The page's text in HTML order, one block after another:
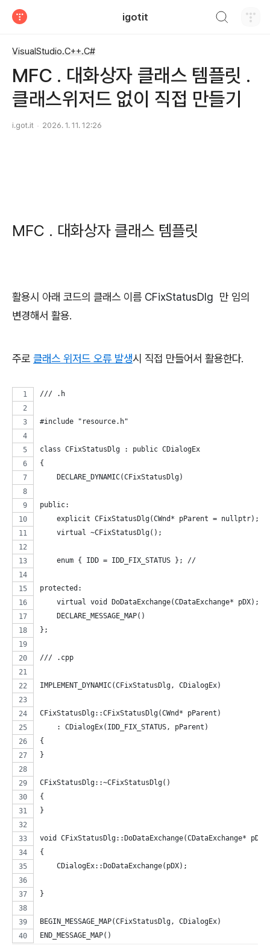
igotit
VisualStudio.C++.C#
MFC . 대화상자 클래스 템플릿 .
클래스위저드 없이 직접 만들기
i.got.it 2026. 1. 11. 12:26
MFC . 대화상자 클래스 템플릿
활용시 아래 코드의 클래스 이름 CFixStatusDlg 만 임의
변경해서 활용.
주로 클래스 위저드 오류 발생시 직접 만들어서 활용한다.
/// .h
#include "resource.h"
class CFixStatusDlg : public CDialogEx
{
    DECLARE_DYNAMIC(CFixStatusDlg)
public:
    explicit CFixStatusDlg(CWnd* pParent = nullptr);
    virtual ~CFixStatusDlg();
    enum { IDD = IDD_FIX_STATUS }; //
protected:
    virtual void DoDataExchange(CDataExchange* pDX);
    DECLARE_MESSAGE_MAP()
};
/// .cpp
IMPLEMENT_DYNAMIC(CFixStatusDlg, CDialogEx)
CFixStatusDlg::CFixStatusDlg(CWnd* pParent)
    : CDialogEx(IDD_FIX_STATUS, pParent)
{
}
CFixStatusDlg::~CFixStatusDlg()
{
}
void CFixStatusDlg::DoDataExchange(CDataExchange* pDX)
{
    CDialogEx::DoDataExchange(pDX);
}
BEGIN_MESSAGE_MAP(CFixStatusDlg, CDialogEx)
END_MESSAGE_MAP()